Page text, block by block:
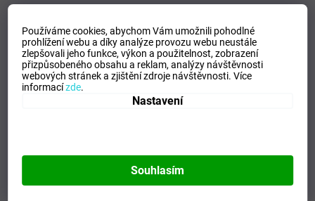
Používáme cookies, abychom Vám umožnili pohodlné
prohlížení webu a díky analýze provozu webu neustále
zlepšovali jeho funkce, výkon a použitelnost,zobrazení
přizpůsobeného obsahu a reklam, analýzy návštěvnosti
webových stránek a zjištění zdroje návštěvnosti.Více
informacízde.
Nastavení
Souhlasím